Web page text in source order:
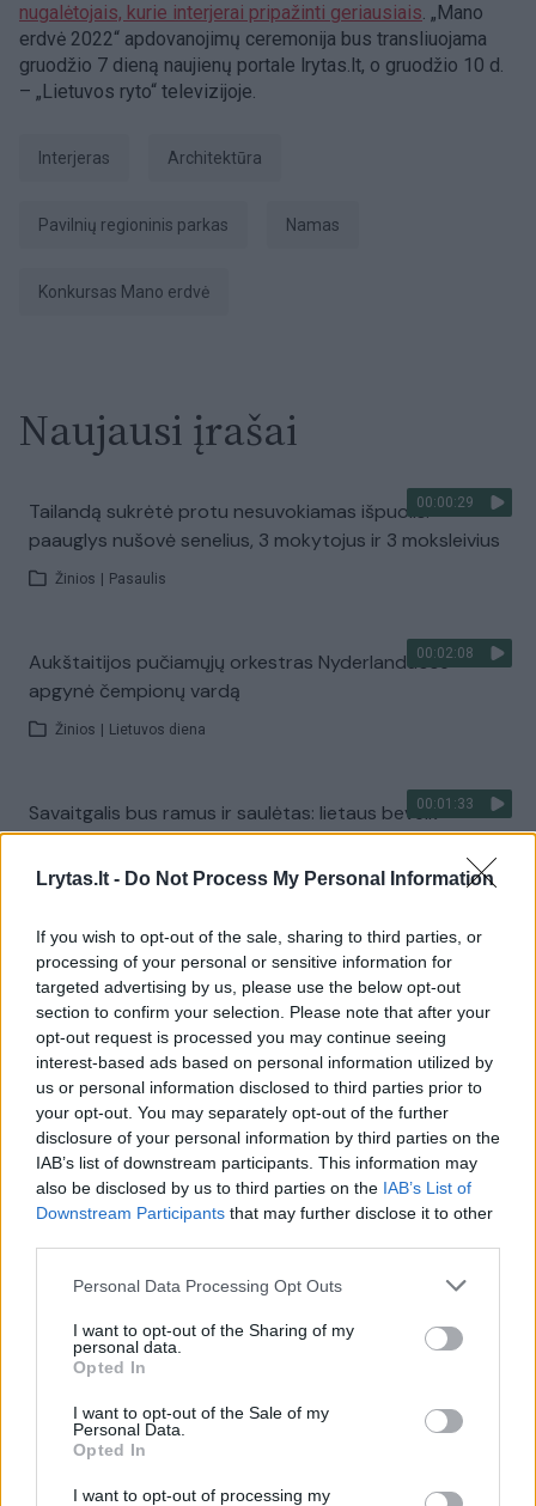
Lrytas.lt - Do Not Process My Personal Information
If you wish to opt-out of the sale, sharing to third parties, or
processing of your personal or sensitive information for
targeted advertising by us, please use the below opt-out
section to confirm your selection. Please note that after your
opt-out request is processed you may continue seeing
interest-based ads based on personal information utilized by
us or personal information disclosed to third parties prior to
your opt-out. You may separately opt-out of the further
disclosure of your personal information by third parties on the
IAB’s list of downstream participants. This information may
also be disclosed by us to third parties on the IAB’s List of
Downstream Participants that may further disclose it to other
Personal Data Processing Opt Outs
I want to opt-out of the Sharing of my
personal data.
Opted In
I want to opt-out of the Sale of my
Personal Data.
Opted In
I want to opt-out of processing my
nugalėtojais, kurie interjerai pripažinti geriausiais. „Mano
erdvė 2022“ apdovanojimų ceremonija bus transliuojama
gruodžio 7 dieną naujienų portale lrytas.lt, o gruodžio 10 d.
– „Lietuvos ryto“ televizijoje.
Interjeras architektūra
Pavilnių regioninis parkas Namas
konkursas Mano erdvė
Naujausi įrašai
00:00:29
Tailandą sukrėtė protu nesuvokiamas išpuolis:
paauglys nušovė senelius, 3 mokytojus ir 3 moksleivius
Žinios Pasaulis
00:02:08
Aukštaitijos pučiamųjų orkestras Nyderlanduose
apgynė čempionų vardą
Žinios Lietuvos diena
00:01:33
Savaitgalis bus ramus ir saulėtas: lietaus beveik
nenumatoma
Žinios | Orai
00:10:21
Kodėl apklausos internete ir politikų reitingai
tarprinkiminiu laikotarpiu dažnai nieko nereiškia?
Laidos | Informacinis skydas
Visi įrašai
Žiūrimiausi įrašai
vaiko gyvybių išgelbėti nepavyko
Žinios | Lietuvos diena
Savaitės vidurys nusimato karštas: temperatūra kils iki
32 laipsnių šilumos